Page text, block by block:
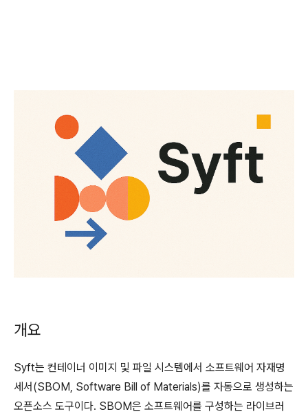
개요
Syft는 컨테이너 이미지 및 파일 시스템에서 소프트웨어 자재명
세서(SBOM, Software Bill of Materials)를 자동으로 생성하는
오픈소스 도구이다. SBOM은 소프트웨어를 구성하는 라이브러